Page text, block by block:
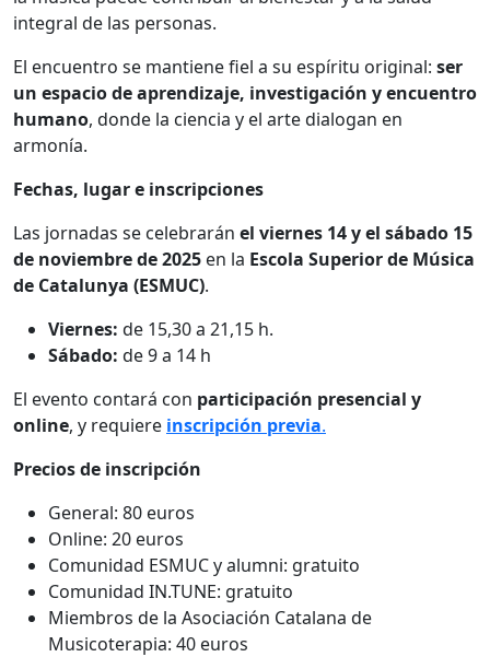
integral de las personas.
El encuentro se mantiene fiel a su espíritu original: ser
un espacio de aprendizaje, investigación y encuentro
humano, donde la ciencia y el arte dialogan en
armonía.
Fechas, lugar e inscripciones
Las jornadas se celebrarán el viernes 14 y el sábado 15
de noviembre de 2025 en la Escola Superior de Música
de Catalunya (ESMUC).
Viernes: de 15,30 a 21,15 h.
Sábado: de 9 a 14 h
El evento contará con participación presencial y
online, y requiere inscripción previa.
Precios de inscripción
General: 80 euros
Online: 20 euros
Comunidad ESMUC y alumni: gratuito
Comunidad IN.TUNE: gratuito
Miembros de la Asociación Catalana de
Musicoterapia: 40 euros